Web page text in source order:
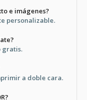
e imágenes?
personalizable.
gratis.
a doble cara.